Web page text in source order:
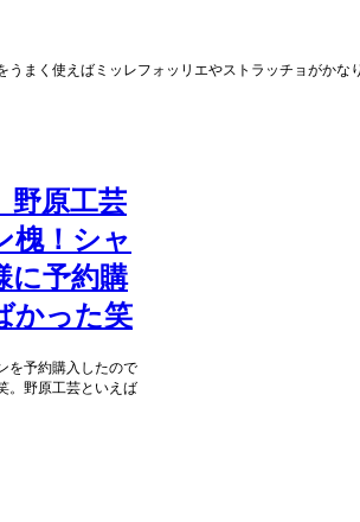
うまく使えばミッレフォッリエやストラッチョがか
野原工芸
槐！シャ
に予約購
かった笑
を予約購入したので
。野原工芸といえば